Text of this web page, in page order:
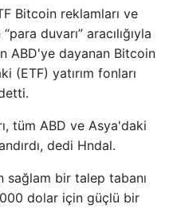
Bitcoin reklamları ve
duvarı” aracılığıyla
ABD'ye dayanan Bitcoin
(ETF) yatırım fonları
tüm ABD ve Asya'daki
dedi Hndal.
sağlam bir talep tabanı
dolar için güçlü bir